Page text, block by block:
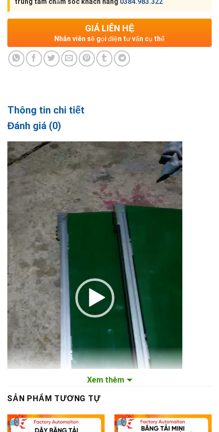
GIÁ LIÊN HỆ
Nhân viên sẽ gọi điện tư vấn cụ thể
Thông tin chi tiết
Đánh giá (0)
Trình
chơi
Video
Xem thêm
SẢN PHẨM TƯƠNG TỰ